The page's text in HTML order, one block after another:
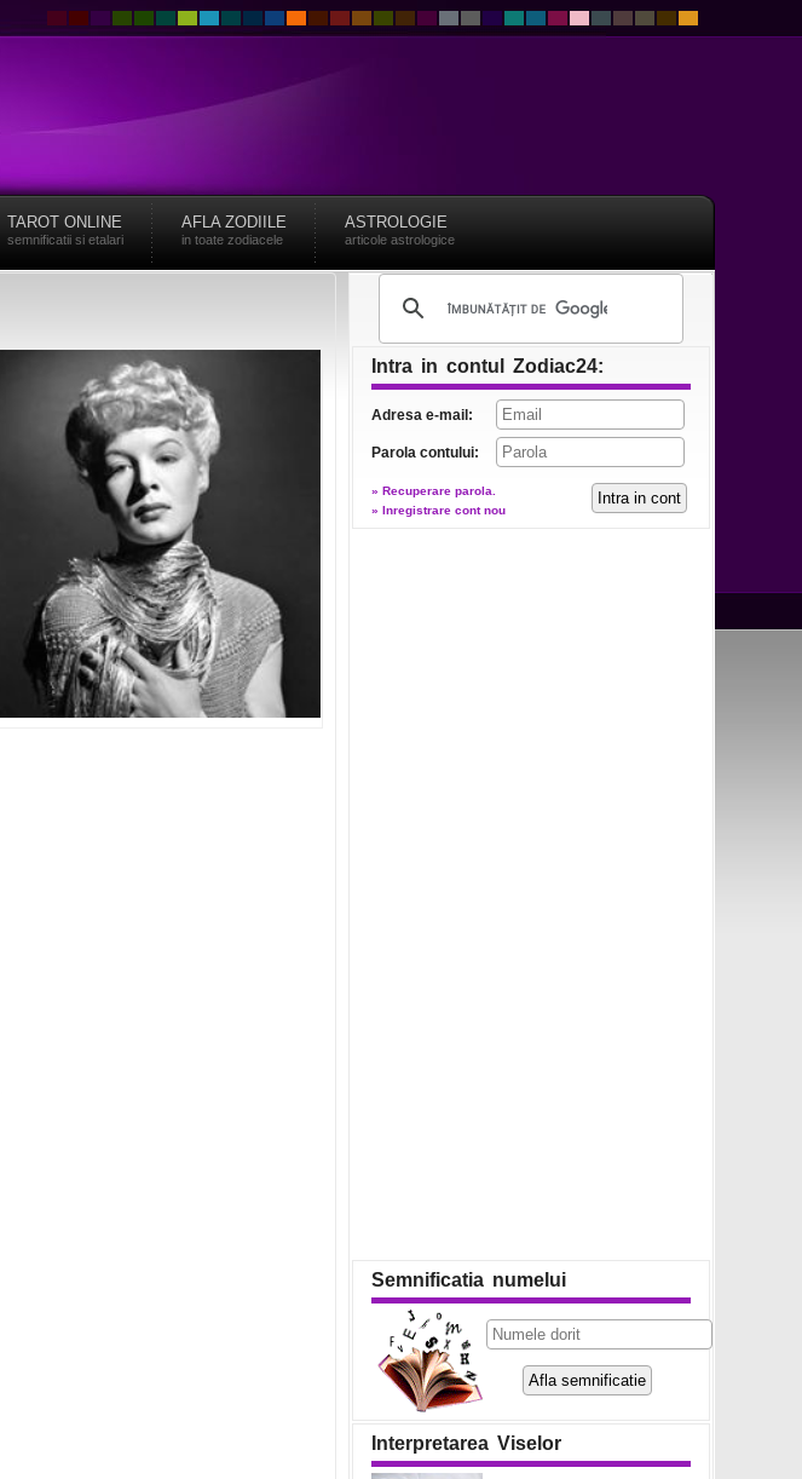
TAROT ONLINE
semnificatii si etalari
AFLA ZODIILE
in toate zodiacele
ASTROLOGIE
articole astrologice
Intra in contul Zodiac24:
Adresa e-mail:
Parola contului:
» Recuperare parola.
» Inregistrare cont nou
Semnificatia numelui
Interpretarea Viselor